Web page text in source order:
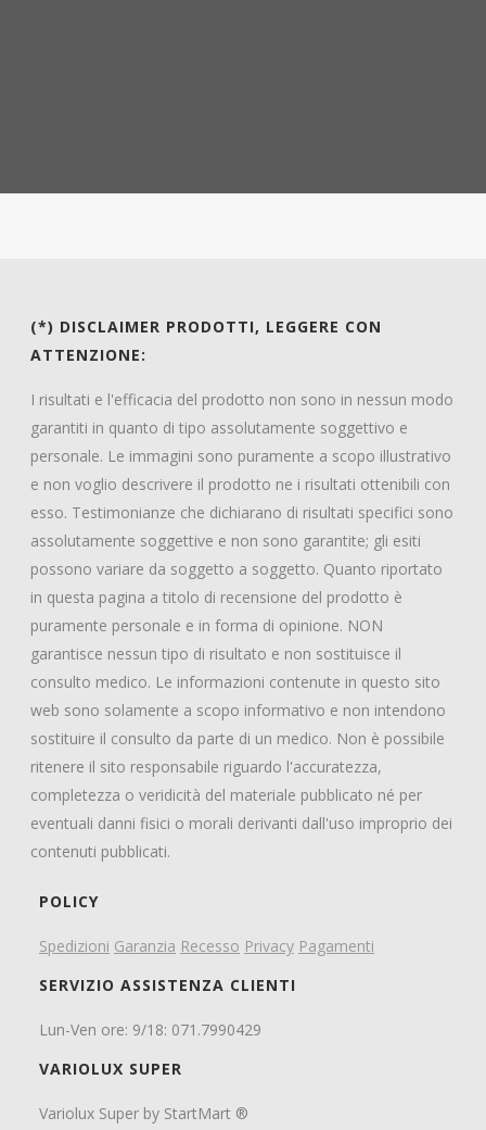
(*) DISCLAIMER PRODOTTI, LEGGERE CON
ATTENZIONE:
I risultati e l'efficacia del prodotto non sono in nessun modo
garantiti in quanto di tipo assolutamente soggettivo e
personale. Le immagini sono puramente a scopo illustrativo
e non voglio descrivere il prodotto ne i risultati ottenibili con
esso. Testimonianze che dichiarano di risultati specifici sono
assolutamente soggettive e non sono garantite; gli esiti
possono variare da soggetto a soggetto. Quanto riportato
in questa pagina a titolo di recensione del prodotto è
puramente personale e in forma di opinione. NON
garantisce nessun tipo di risultato e non sostituisce il
consulto medico. Le informazioni contenute in questo sito
web sono solamente a scopo informativo e non intendono
sostituire il consulto da parte di un medico. Non è possibile
ritenere il sito responsabile riguardo l'accuratezza,
completezza o veridicità del materiale pubblicato né per
eventuali danni fisici o morali derivanti dall'uso improprio dei
contenuti pubblicati.
POLICY
Spedizioni Garanzia Recesso Privacy Pagamenti
SERVIZIO ASSISTENZA CLIENTI
Lun-Ven ore: 9/18: 071.7990429
VARIOLUX SUPER
Variolux Super by StartMart ®